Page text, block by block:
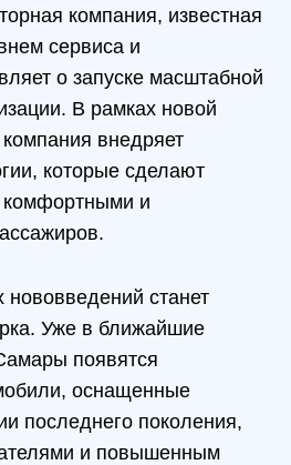
компания, известная
сервиса и
о запуске масштабной
В рамках новой
компания внедряет
которые сделают
и
станет
Уже в ближайшие
появятся
оснащенные
последнего поколения,
и повышенным